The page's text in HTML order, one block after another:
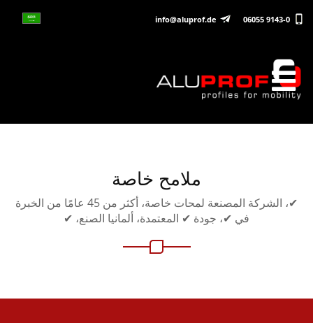
06055 9143-0
info@aluprof.de
ملامح خاصة
✔، الشركة المصنعة لمحات خاصة، أكثر من 45 عامًا من الخبرة
في ✔، جودة ✔ المعتمدة، ألمانيا الصنع، ✔